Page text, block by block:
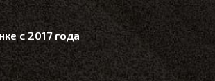
с 2017 года